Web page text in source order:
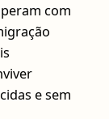
com
e sem